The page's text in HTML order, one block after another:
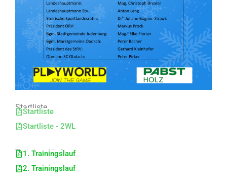
Startliste
Startliste
Startliste - 2WL
Trainingsläufe
1. Trainingslauf
2. Trainingslauf